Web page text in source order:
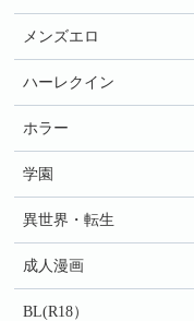
メンズエロ
ハーレクイン
ホラー
学園
異世界・転生
成人漫画
BL(R18）